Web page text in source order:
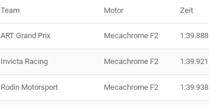
Team Motor Zeit
ART Grand Prix Mecachrome F2 1:39.888
Invicta Racing Mecachrome F2 1:39.921
Rodin Motorsport Mecachrome F2 1:39.938